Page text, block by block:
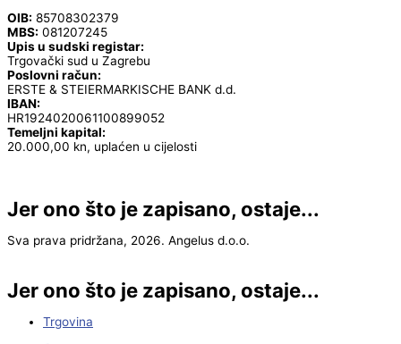
OIB: 85708302379
MBS: 081207245
Upis u sudski registar:
Trgovački sud u Zagrebu
Poslovni račun:
ERSTE & STEIERMARKISCHE BANK d.d.
IBAN:
HR1924020061100899052
Temeljni kapital:
20.000,00 kn, uplaćen u cijelosti
Jer ono što je zapisano, ostaje...
Sva prava pridržana, 2026. Angelus d.o.o.
Jer ono što je zapisano, ostaje...
Trgovina